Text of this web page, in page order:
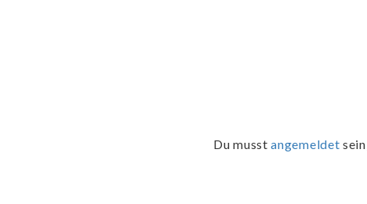
Du musstangemeldet